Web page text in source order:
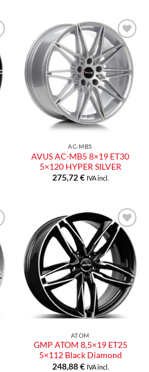
AC-MB5
AVUS AC-MB5 8×19 ET30
5×120 HYPER SILVER
275,72€ IVA incl.
ATOM
GMP ATOM 8,5×19 ET25
5×112 Black Diamond
248,88€ IVA incl.